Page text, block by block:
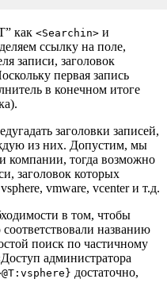
как <Searchin> и
ссылку на поле,
записи, заголовок
первая запись
в конечном итоге
заголовки записей,
из них. Допустим, мы
компании, тогда возможно
заголовок которых
vmware, vcenter и т.д.
в том, чтобы
названию
поиск по частичному
администратора
достаточно,